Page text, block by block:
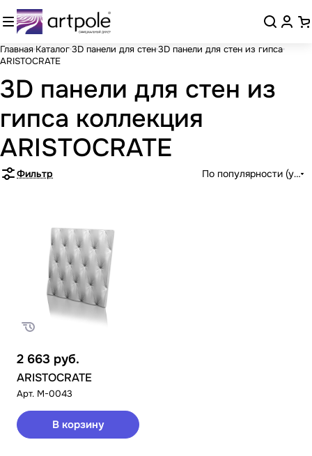
Главная Каталог3D панели для стен3D панели для стен из гипса
ARISTOCRATE
3D панели для стен из
гипса коллекция
ARISTOCRATE
Фильтр По популярности
2 663 руб.
ARISTOCRATE
Арт. M-0043
В корзину